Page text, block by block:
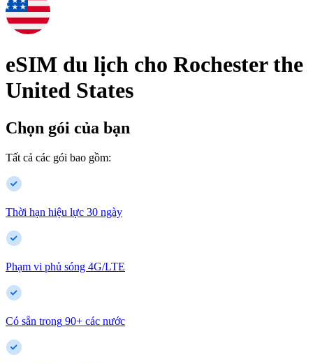
eSIM du lịch cho Rochester the
United States
Chọn gói của bạn
Tất cả các gói bao gồm:
Thời hạn hiệu lực 30 ngày
Phạm vi phủ sóng 4G/LTE
Có sẵn trong 90+ các nước